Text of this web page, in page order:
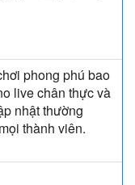
phong phú bao
live chân thực và
nhật thường
thành viên.